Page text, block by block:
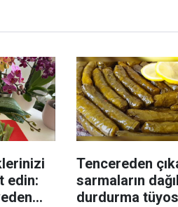
edin:
Tencereden
sarmaların
durdurma